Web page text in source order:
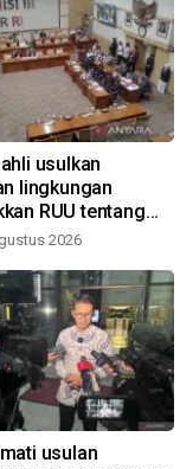
usulkan
lingkungan
RUU tentang
Aset
2026
usulan